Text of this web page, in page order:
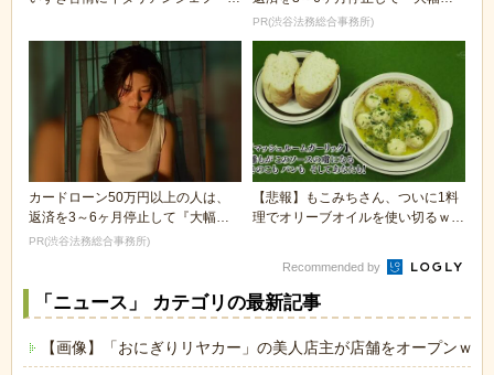
減額してから返済...
PR(渋谷法務総合事務所)
カードローン50万円以上の人は、
返済を3～6ヶ月停止して『大幅に
減額してから返済...
PR(渋谷法務総合事務所)
【悲報】もこみちさん、ついに1料
理でオリーブオイルを使い切るｗｗ
Recommended by
「ニュース」 カテゴリの最新記事
【画像】「おにぎりリヤカー」の美人店主が店舗をオープンｗｗ